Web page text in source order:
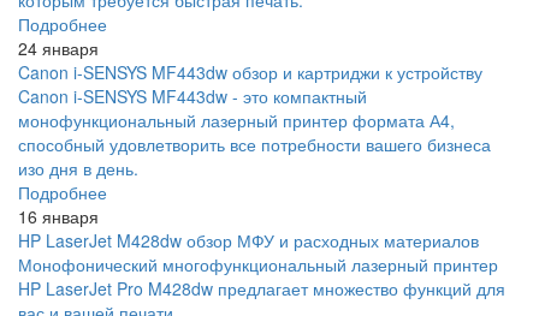
Подробнее
24 января
Canon i-SENSYS MF443dw обзор и картриджи к устройству
Canon i-SENSYS MF443dw - это компактный
монофункциональный лазерный принтер формата А4,
способный удовлетворить все потребности вашего бизнеса
изо дня в день.
Подробнее
16 января
HP LaserJet M428dw обзор МФУ и расходных материалов
Монофонический многофункциональный лазерный принтер
HP LaserJet Pro M428dw предлагает множество функций для